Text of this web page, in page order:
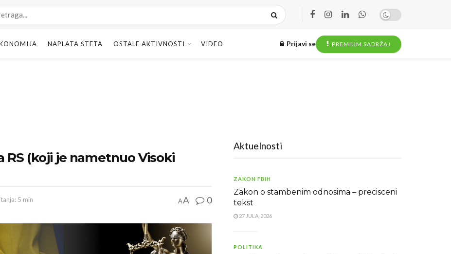
NAPLATA ŠTETA OSTALE AKTIVNOSTI VIDEO Prijavi se PREMIUM SADRŽAJ
RS (koji je nametnuo Visoki
5 min AA 0
Aktuelnosti
ZAKON FBIH
Zakon o stambenim odnosima – precisceni
tekst
27 JULA, 2026
POLITIKA